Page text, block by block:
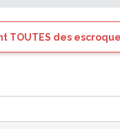
faut pas y répondre.